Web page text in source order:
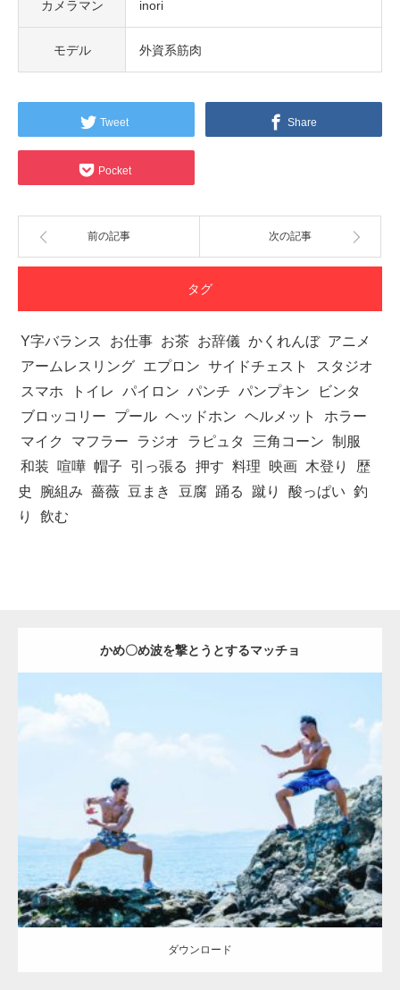
カメラマン inori
モデル 外資系筋肉
Tweet Share
Pocket
前の記事 次の記事
タグ
Y字バランス お仕事 お茶 お辞儀 かくれんぼ アニメ
アームレスリング エプロン サイドチェスト
スタジオ
スマホ
トイレ パイロン パンチ パンプキン
ビンタ
ブロッコリー
プール ヘッドホン ヘルメット
ホラー
マイク
マフラー ラジオ ラピュタ 三角コーン 制服
和装
喧嘩 帽子 引っ張る 押す 料理 映画 木登り
歴
史
腕組み 薔薇 豆まき 豆腐 踊る 蹴り 酸っぱい 釣
り
飲む
かめ〇め波を撃とうとするマッチョ
海のマッチョ2 AKIHITO(細マッチョ) 外資系筋肉
ダウンロード
ダウンロード